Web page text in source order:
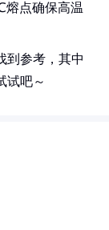
熔点确保高温
到参考，其中
试吧～